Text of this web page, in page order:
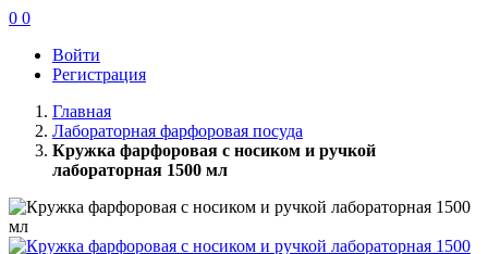
0 0
Войти
Регистрация
Главная
Лабораторная фарфоровая посуда
Кружка фарфоровая с носиком и ручкой
лабораторная 1500 мл